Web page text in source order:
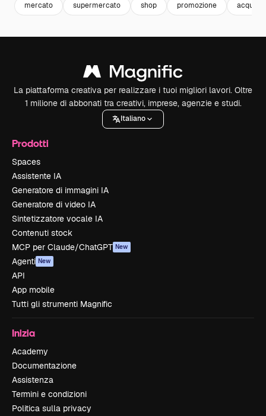
mercato supermercato shop promozione acquisti
La piattaforma creativa per realizzare i tuoi migliori lavori. Oltre
1 milione di abbonati tra creativi, imprese, agenzie e studi.
Italiano
Prodotti
Spaces
Assistente IA
Generatore di immagini IA
Generatore di video IA
Sintetizzatore vocale IA
Contenuti stock
MCP per Claude/ChatGPT New
Agenti New
API
App mobile
Tutti gli strumenti Magnific
Inizia
Academy
Documentazione
Assistenza
Termini e condizioni
Politica sulla privacy